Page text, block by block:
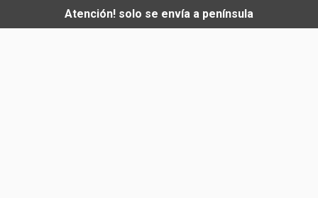
Atención! solo se envía a península